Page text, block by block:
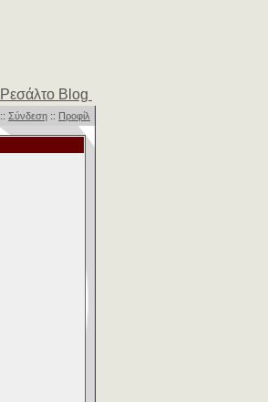
Ρεσάλτο Blog
:: Σύνδεση :: Προφίλ